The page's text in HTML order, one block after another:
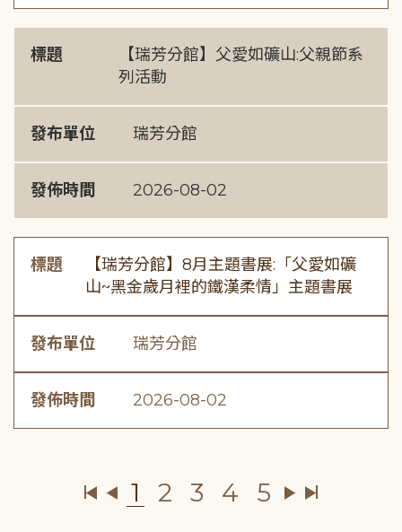
標題
【瑞芳分館】父愛如礦山:父親節系
列活動
發布單位 瑞芳分館
發佈時間 2026-08-02
標題
【瑞芳分館】8月主題書展:「父愛如礦
山~黑金歲月裡的鐵漢柔情」主題書展
發布單位 瑞芳分館
發佈時間 2026-08-02
1 2 3 4 5